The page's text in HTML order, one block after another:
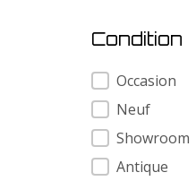
Condition
Condition
Occasion
Neuf
Showroom
Antique